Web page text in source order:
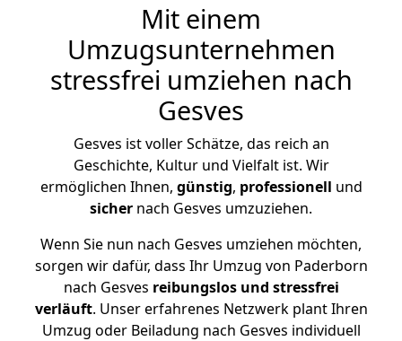
Mit einem
Umzugsunternehmen
stressfrei umziehen nach
Gesves
Gesves ist voller Schätze, das reich an
Geschichte, Kultur und Vielfalt ist. Wir
ermöglichen Ihnen, günstig, professionell und
sicher nach Gesves umzuziehen.
Wenn Sie nun nach Gesves umziehen möchten,
sorgen wir dafür, dass Ihr Umzug von Paderborn
nach Gesves reibungslos und stressfrei
verläuft. Unser erfahrenes Netzwerk plant Ihren
Umzug oder Beiladung nach Gesves individuell